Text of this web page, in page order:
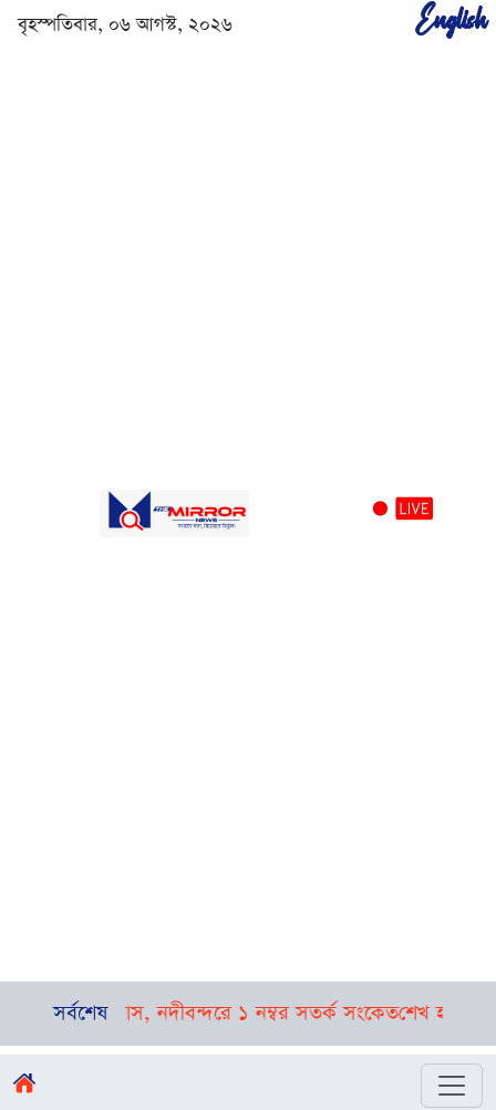
বৃহস্পতিবার, ০৬ আগস্ট, ২০২৬ English
সর্বশেষ
পূর্বাভাস, নদীবন্দরে ১ নম্বর সতর্ক সংকেতশেখ হাসিনাকে